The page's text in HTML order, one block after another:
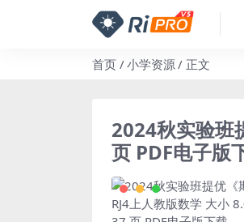
首页 小学资源 正文
2024秋实验班
页 PDF电子版